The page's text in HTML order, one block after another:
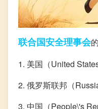
联合国安全理事会的
1. 美国（United
2. 俄罗斯联邦（
3. 中国（People\'s